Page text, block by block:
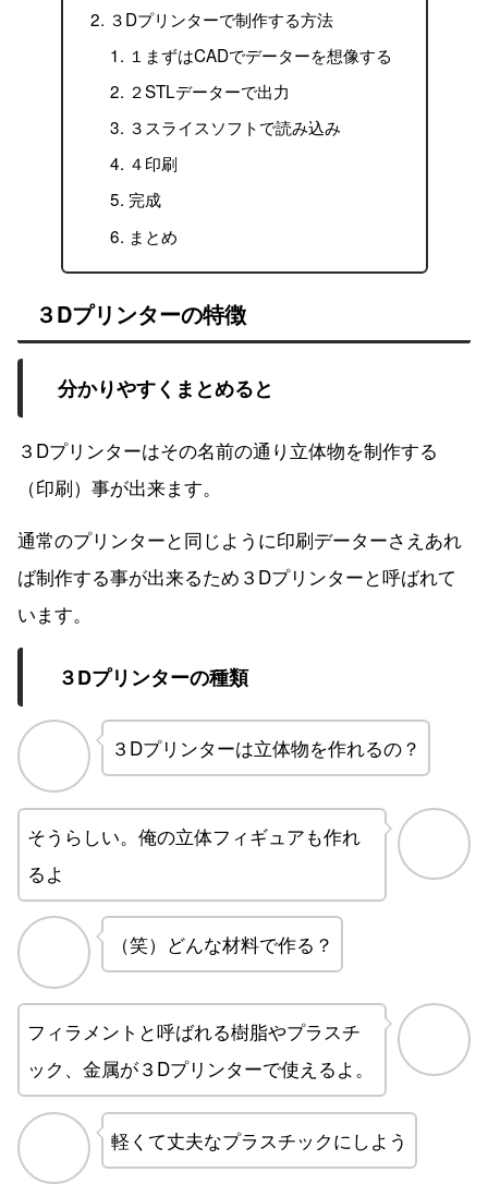
３Dプリンターで制作する方法
１まずはCADでデーターを想像する
２STLデーターで出力
３スライスソフトで読み込み
４印刷
完成
まとめ
３Dプリンターの特徴
分かりやすくまとめると
３Dプリンターはその名前の通り立体物を制作する
（印刷）事が出来ます。
通常のプリンターと同じように印刷データーさえあれ
ば制作する事が出来るため３Dプリンターと呼ばれて
います。
３Dプリンターの種類
３Dプリンターは立体物を作れるの？
そうらしい。俺の立体フィギュアも作れ
るよ
（笑）どんな材料で作る？
フィラメントと呼ばれる樹脂やプラスチ
ック、金属が３Dプリンターで使えるよ。
軽くて丈夫なプラスチックにしよう